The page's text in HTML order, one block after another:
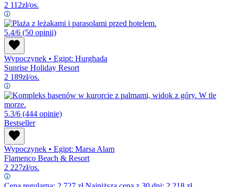
2 112zł/os.
5.4/6 (50 opinii)
Wypoczynek • Egipt: Hurghada
Sunrise Holiday Resort
2 189zł/os.
5.3/6 (444 opinie)
Bestseller
Wypoczynek • Egipt: Marsa Alam
Flamenco Beach & Resort
2 227zł/os.